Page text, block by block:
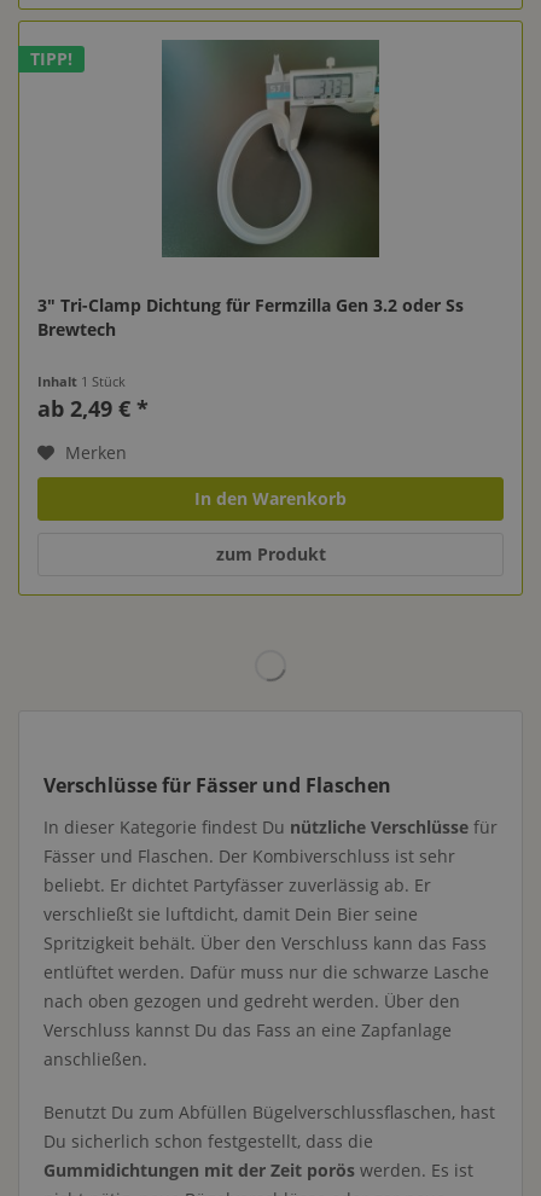
TIPP!
3" Tri-Clamp Dichtung für Fermzilla Gen 3.2 oder Ss
Brewtech
Inhalt 1 Stück
ab 2,49 € *
Merken
In den Warenkorb
zum Produkt
Verschlüsse für Fässer und Flaschen
In dieser Kategorie findest Du nützliche Verschlüsse für
Fässer und Flaschen. Der Kombiverschluss ist sehr
beliebt. Er dichtet Partyfässer zuverlässig ab. Er
verschließt sie luftdicht, damit Dein Bier seine
Spritzigkeit behält. Über den Verschluss kann das Fass
entlüftet werden. Dafür muss nur die schwarze Lasche
nach oben gezogen und gedreht werden. Über den
Verschluss kannst Du das Fass an eine Zapfanlage
anschließen.
Benutzt Du zum Abfüllen Bügelverschlussflaschen, hast
Du sicherlich schon festgestellt, dass die
Gummidichtungen mit der Zeit porös werden. Es ist